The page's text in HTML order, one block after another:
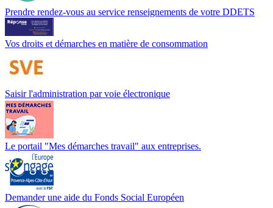
Prendre rendez-vous au service renseignements de votre DDETS
Vos droits et démarches en matière de consommation
Saisir l'administration par voie électronique
Le portail "Mes démarches travail" aux entreprises.
Demander une aide du Fonds Social Européen